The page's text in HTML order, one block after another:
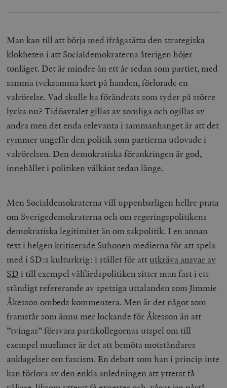
Man kan till att börja med ifrågasätta den strategiska
klokheten i att Socialdemokraterna återigen höjer
tonläget. Det är mindre än ett år sedan som partiet, med
samma tveksamma kort på handen, förlorade en
valrörelse. Vad skulle ha förändrats som tyder på större
lycka nu? Tidöavtalet gillas av somliga och ogillas av
andra men det enda relevanta i sammanhanget är att det
rymmer ungefär den politik som partierna utlovade i
valrörelsen. Den demokratiska förankringen är god,
innehållet i politiken välkänt sedan länge.
Men Socialdemokraterna vill uppenbarligen hellre prata
om Sverigedemokraterna och om regeringspolitikens
demokratiska legitimitet än om sakpolitik. I en annan
text i helgenkritiserade Suhonenmedierna för att spela
med i SD:s kulturkrig: i stället för att utkräva ansvar av
SD i till exempel välfärdspolitiken sitter man fast i ett
ständigt refererande av spetsiga uttalanden som Jimmie
Åkesson ombeds kommentera. Men är det något som
framstår som ännu mer lockande för Åkesson än att
”tvingas” försvara partikollegornas utspel om till
exempel muslimer är det att bemöta motståndares
anklagelser om fascism. En debatt som han i princip inte
kan förlora av den enkla anledningen att ytterst få